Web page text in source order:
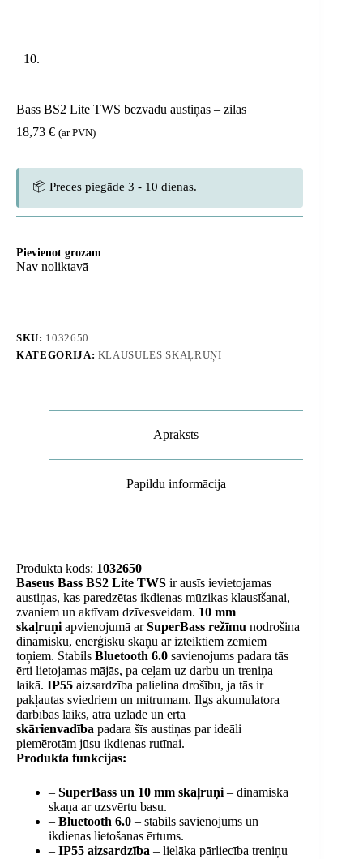
Bass BS2 Lite TWS bezvadu austiņas – zilas
18,73 € (ar PVN)
📦 Preces piegāde 3 - 10 dienas.
Pievienot grozam
Nav noliktavā
SKU: 1032650
KATEGORIJA: KLAUSULES SKAĻRUŅI
Apraksts
Papildu informācija
Produkta kods: 1032650
Baseus Bass BS2 Lite TWS ir ausīs ievietojamas
austiņas, kas paredzētas ikdienas mūzikas klausīšanai,
zvaniem un aktīvam dzīvesveidam. 10 mm
skaļruņi apvienojumā arSuperBass režīmu nodrošina
dinamisku, enerģisku skaņu ar izteiktiem zemiem
toņiem. Stabils Bluetooth 6.0 savienojums padara tās
ērti lietojamas mājās, pa ceļam uz darbu un treniņa
laikā. IP55 aizsardzība palielina drošību, ja tās ir
pakļautas sviedriem un mitrumam. Ilgs akumulatora
darbības laiks, ātra uzlāde un ērta
skārienvadība padara šīs austiņas par ideāli
piemērotām jūsu ikdienas rutīnai.
Produkta funkcijas:
– SuperBass un 10 mm skaļruņi – dinamiska
skaņa ar uzsvērtu basu.
– Bluetooth 6.0 – stabils savienojums un
ikdienas lietošanas ērtums.
– IP55 aizsardzība – lielāka pārliecība treniņu